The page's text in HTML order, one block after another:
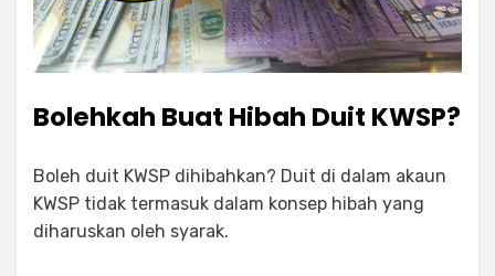
Bolehkah Buat Hibah Duit KWSP?
Boleh duit KWSP dihibahkan? Duit di dalam akaun
KWSP tidak termasuk dalam konsep hibah yang
diharuskan oleh syarak.